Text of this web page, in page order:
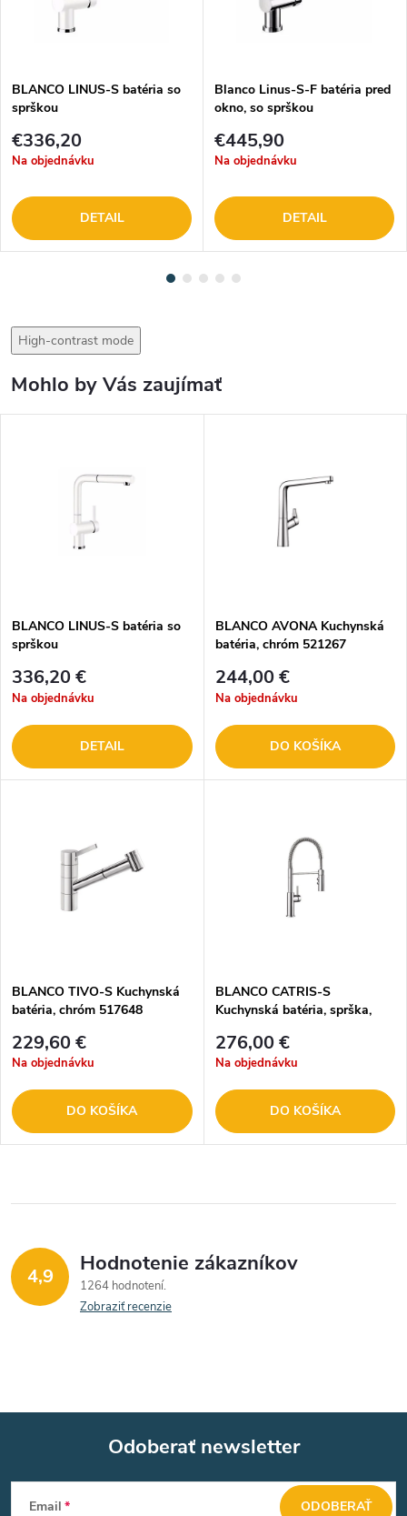
BLANCO LINUS-S batéria so
sprškou
€336,20
Na objednávku
DETAIL
Blanco Linus-S-F batéria pred
okno, so sprškou
€445,90
Na objednávku
DETAIL
High-contrast mode
Mohlo by Vás zaujímať
BLANCO LINUS-S batéria so
sprškou
336,20 €
Na objednávku
DETAIL
BLANCO AVONA Kuchynská
batéria, chróm 521267
244,00 €
Na objednávku
DO KOŠÍKA
BLANCO TIVO-S Kuchynská
batéria, chróm 517648
229,60 €
Na objednávku
DO KOŠÍKA
BLANCO CATRIS-S
Kuchynská batéria, sprška,
276,00 €
Na objednávku
DO KOŠÍKA
4,9 Hodnotenie zákazníkov
1264 hodnotení
Zobraziť recenzie
Z
Odoberať newsletter
Email ODOBERAŤ